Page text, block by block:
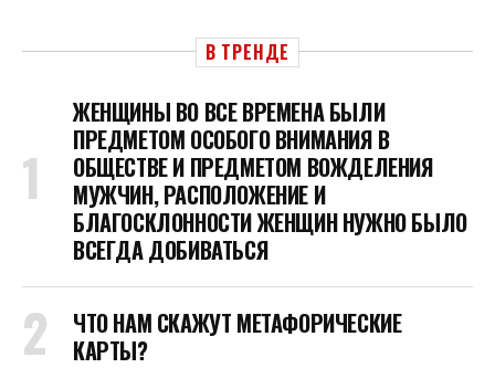
В ТРЕНДЕ
ЖЕНЩИНЫ ВО ВСЕ ВРЕМЕНА БЫЛИ
ПРЕДМЕТОМ ОСОБОГО ВНИМАНИЯ В
ОБЩЕСТВЕ И ПРЕДМЕТОМ ВОЖДЕЛЕНИЯ
МУЖЧИН, РАСПОЛОЖЕНИЕ И
БЛАГОСКЛОННОСТИ ЖЕНЩИН НУЖНО БЫЛО
ВСЕГДА ДОБИВАТЬСЯ
ЧТО НАМ СКАЖУТ МЕТАФОРИЧЕСКИЕ
КАРТЫ?